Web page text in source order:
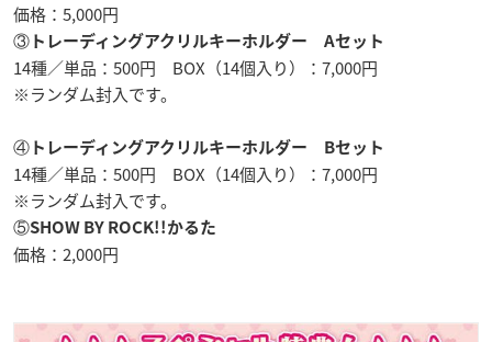
価格：5,000円
③ トレーディングアクリルキーホルダー Aセット
14種／単品：500円 BOX（14個入り）：7,000円
※ランダム封入です。
④ トレーディングアクリルキーホルダー Bセット
14種／単品：500円 BOX（14個入り）：7,000円
※ランダム封入です。
⑤SHOW BY ROCK!!かるた
価格：2,000円